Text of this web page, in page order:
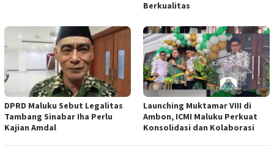
Berkualitas
DPRD Maluku Sebut Legalitas
Tambang Sinabar Iha Perlu
Kajian Amdal
Launching Muktamar VIII di
Ambon, ICMI Maluku Perkuat
Konsolidasi dan Kolaborasi